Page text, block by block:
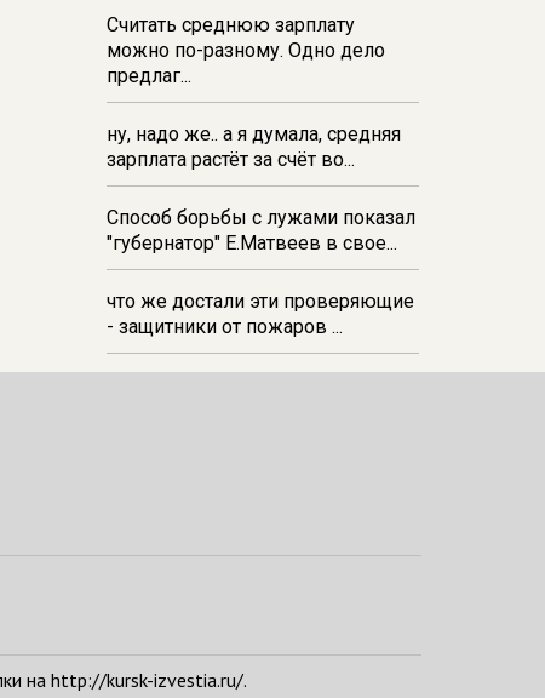
11:52В Курске прокуратура
добивается выплаты более 1 млн
рублей зарплаты 32-м
работникам
Считать среднюю зарплату
можно по-разному. Одно дело
предлаг...
ну, надо же.. а я думала, средняя
зарплата растёт за счёт во...
Способ борьбы с лужами показал
"губернатор" Е.Матвеев в свое...
что же достали эти проверяющие
- защитники от пожаров ...
на http://kursk-izvestia.ru/.